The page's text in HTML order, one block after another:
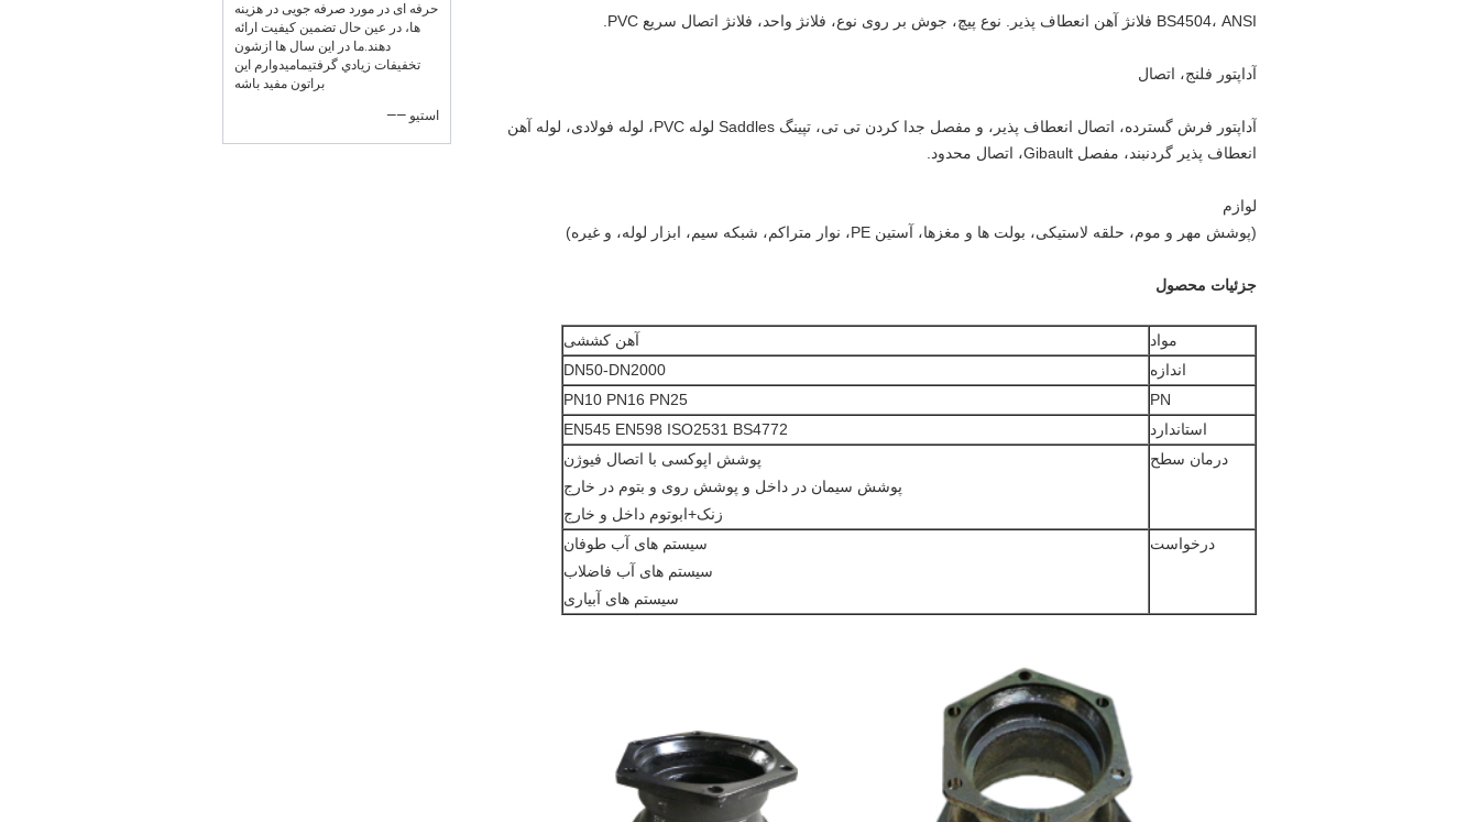
حرفه ای در مورد صرفه جویی در هزینه
ها، در عین حال تضمین کیفیت ارائه
دهند.ما در اين سال ها ازشون
تخفيفات زيادي گرفتيماميدوارم اين
براتون مفید باشه
—— استیو
BS4504، ANSI فلانژ آهن انعطاف پذیر. نوع پیچ، جوش بر روی نوع، فلانژ واحد، فلانژ اتصال سریع PVC.
آداپتور فلنج، اتصال
آداپتور فرش گسترده، اتصال انعطاف پذیر، و مفصل جدا کردن تی تی، تپینگ Saddles لوله PVC، لوله فولادی، لوله آهن
انعطاف پذیر گردنبند، مفصل Gibault، اتصال محدود.
لوازم
(پوشش مهر و موم، حلقه لاستیکی، بولت ها و مغزها، آستین PE، نوار متراکم، شبکه سیم، ابزار لوله، و غیره)
جزئیات محصول
مواد
آهن کششی
اندازه
DN50-DN2000
PN
PN10 PN16 PN25
استاندارد
EN545 EN598 ISO2531 BS4772
درمان سطح
پوشش اپوکسی با اتصال فیوژن
پوشش سیمان در داخل و پوشش روی و بتوم در خارج
زنک+ابوتوم داخل و خارج
درخواست
سیستم های آب طوفان
سیستم های آب فاضلاب
سیستم های آبیاری